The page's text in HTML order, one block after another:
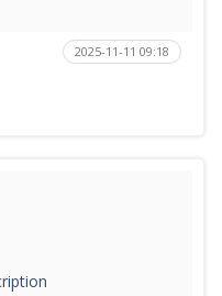
2025-11-11 09:18